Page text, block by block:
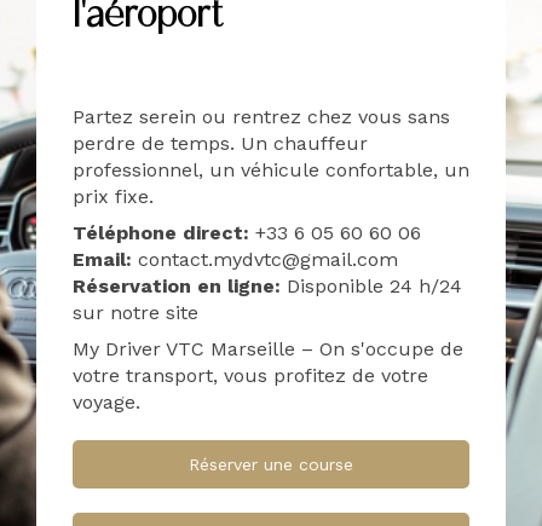
l'aéroport
Partez serein ou rentrez chez vous sans
perdre de temps. Un chauffeur
professionnel, un véhicule confortable, un
prix fixe.
Téléphone direct: +33 6 05 60 60 06
Email: contact.mydvtc@gmail.com
Réservation en ligne: Disponible 24 h/24
sur notre site
My Driver VTC Marseille – On s'occupe de
votre transport, vous profitez de votre
voyage.
Réserver une course